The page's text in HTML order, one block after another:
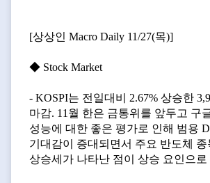
[상상인 Macro Daily 11/27(목)]
◆ Stock Market
- KOSPI는 전일대비 2.67% 상승한
마감. 11월 한은 금통위를 앞두고 구
성능에 대한 좋은 평가로 인해 범용
기대감이 증대되면서 주요 반도체
상승세가 나타난 점이 상승 요인으로